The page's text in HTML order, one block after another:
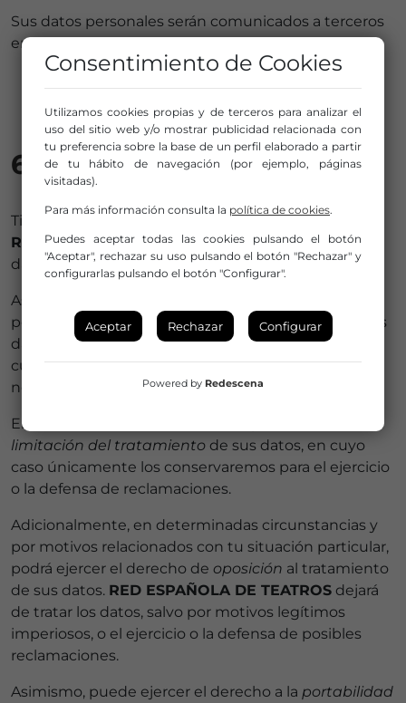
Sus datos personales serán comunicados a terceros
en los siguientes supuestos:
6. Derechos
Tiene derecho a obtener confirmación sobre si en
RED ESPAÑOLA DE TEATROSestamos tratando
datos personales que le conciernan, o no.
Asimismo, tiene derecho de acceso a sus datos
personales, así como a solicitar la rectificación
de los
datos inexactos o, en su caso, solicitar susupresión
cuando, entre otros motivos, los datos ya no sean
necesarios para los fines que fueron recogidos.
En determinadas circunstancias, podrá solicitar la
limitación del tratamiento de sus datos, en cuyo
caso únicamente los conservaremos para el ejercicio
o la defensa de reclamaciones.
Adicionalmente, en determinadas circunstancias y
por motivos relacionados con tu situación particular,
podrá ejercer el derecho de oposición al tratamiento
de sus datos. RED ESPAÑOLA DE TEATROS dejará
de tratar los datos, salvo por motivos legítimos
imperiosos, o el ejercicio o la defensa de posibles
reclamaciones.
Asimismo, puede ejercer el derecho a la portabilidad
Consentimiento de Cookies
Utilizamos cookies propias y de terceros para analizar el
uso del sitio web y/o mostrar publicidad relacionada con
tu preferencia sobre la base de un perfil elaborado a partir
de tu hábito de navegación (por ejemplo, páginas
visitadas).
Para más información consulta la política de cookies.
Puedes aceptar todas las cookies pulsando el botón
"Aceptar", rechazar su uso pulsando el botón "Rechazar" y
configurarlas pulsando el botón "Configurar".
Aceptar Rechazar Configurar
Powered by Redescena